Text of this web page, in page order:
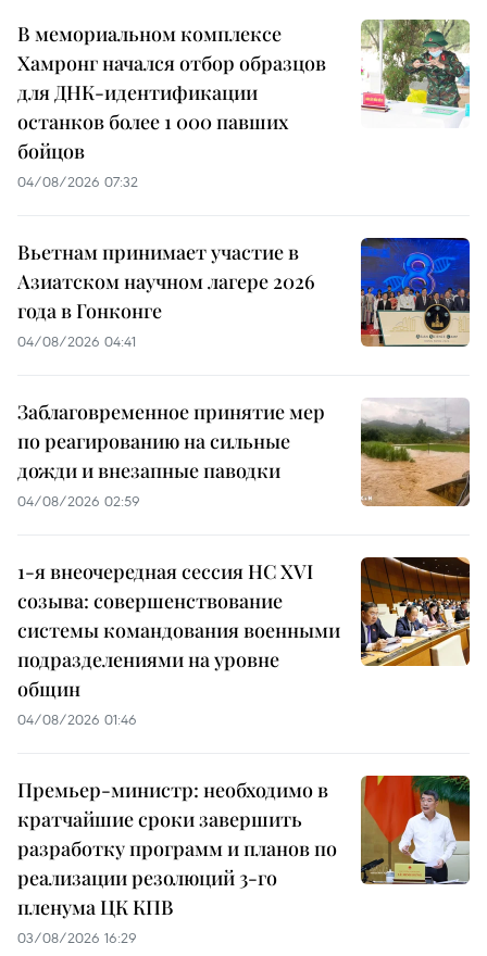
В мемориальном комплексе
Хамронг начался отбор образцов
для ДНК-идентификации
останков более 1 000 павших
бойцов
04/08/2026 07:32
Вьетнам принимает участие в
Азиатском научном лагере 2026
года в Гонконге
04/08/2026 04:41
Заблаговременное принятие мер
по реагированию на сильные
дожди и внезапные паводки
04/08/2026 02:59
1-я внеочередная сессия НС XVI
созыва: совершенствование
системы командования военными
подразделениями на уровне
общин
04/08/2026 01:46
Премьер-министр: необходимо в
кратчайшие сроки завершить
разработку программ и планов по
реализации резолюций 3-го
пленума ЦК КПВ
03/08/2026 16:29